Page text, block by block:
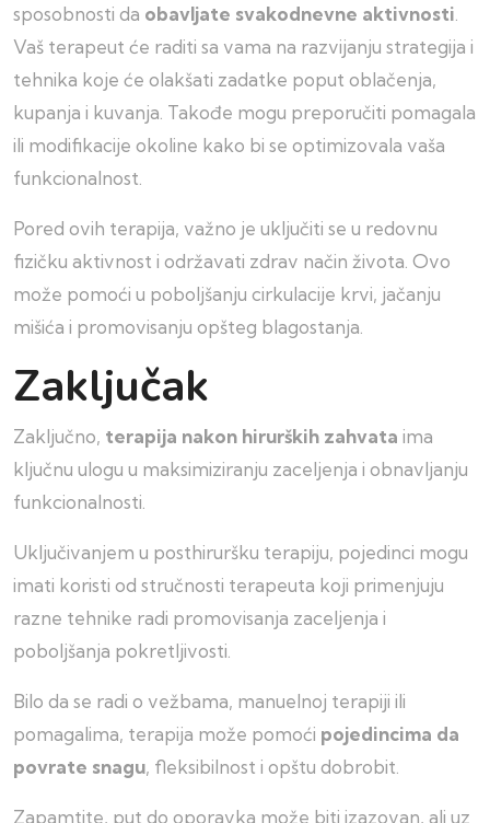
sposobnosti da obavljate svakodnevne aktivnosti
Vaš terapeut će raditi sa vama na razvijanju strategija i
tehnika koje će olakšati zadatke poput oblačenja,
kupanja i kuvanja. Takođe mogu preporučiti pomagala
ili modifikacije okoline kako bi se optimizovala vaša
funkcionalnost.
Pored ovih terapija, važno je uključiti se u redovnu
fizičku aktivnost i održavati zdrav način života. Ovo
može pomoći u poboljšanju cirkulacije krvi, jačanju
mišića i promovisanju opšteg blagostanja.
Zaključak
Zaključno, terapija nakon hirurških zahvata ima
ključnu ulogu u maksimiziranju zaceljenja i obnavljanju
funkcionalnosti.
Uključivanjem u posthiruršku terapiju, pojedinci mogu
imati koristi od stručnosti terapeuta koji primenjuju
razne tehnike radi promovisanja zaceljenja i
poboljšanja pokretljivosti.
Bilo da se radi o vežbama, manuelnoj terapiji ili
pomagalima, terapija može pomoći pojedincima da
povrate snagu, fleksibilnost i opštu dobrobit.
Zapamtite, put do oporavka može biti izazovan, ali uz